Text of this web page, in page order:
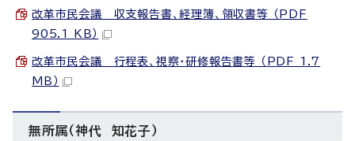
改革市民会議 収支報告書、経理簿、領収書等 （PDF
905.1 KB）
改革市民会議 行程表、視察・研修報告書等 （PDF 1.7
MB）
無所属（神代 知花子）